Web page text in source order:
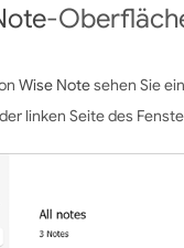
-
Wise Notesehen Sie
linken Seite des